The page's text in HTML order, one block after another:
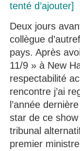
tenté d’ajouter]
Deux jours
collègue
pays. Après
11/9 » à New
respectabilité
rencontre j’ai
l’année
star de ce
tribunal
premier